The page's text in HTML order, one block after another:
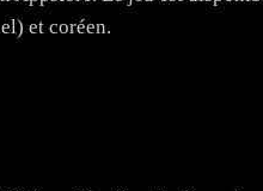
et coréen.